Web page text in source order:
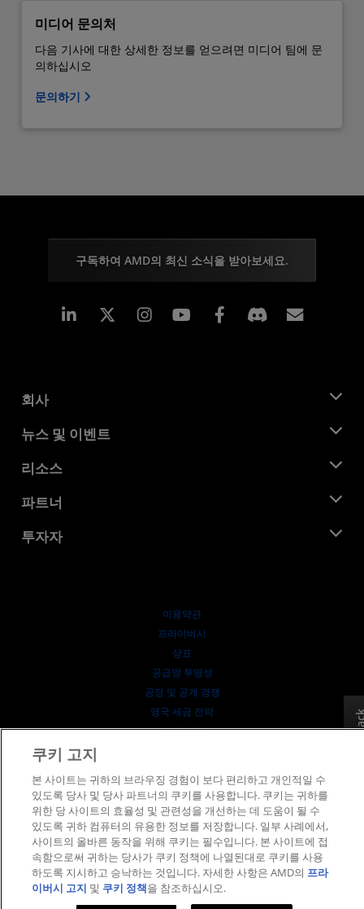
미디어 문의처
다음 기사에 대한 상세한 정보를 얻으려면 미디어 팀에 문
의하십시오
문의하기
구독하여 AMD의 최신 소식을 받아보세요.
Linkedin Instagram Facebook
회사
AMD 소개
기업의 사회적 책임
채용
문의하기
뉴스 및 이벤트
뉴스룸
미디어 라이브러리
리소스
개발자 센트럴
사례 연구
파트너
AMD 파트너 허브
투자자
이용약관
프라이버시
상표
공급망 투명성
공정 및 공개 경쟁
영국 세금 전략
쿠키 정책
© 2026 Advanced Micro Devices, Inc.
쿠키 고지
본 사이트는 귀하의 브라우징 경험이 보다 편리하고 개인적일 수
있도록 당사 및 당사 파트너의 쿠키를 사용합니다. 쿠키는 귀하를
위한 당 사이트의 효율성 및 관련성을 개선하는 데 도움이 될 수
있도록 귀하 컴퓨터의 유용한 정보를 저장합니다. 일부 사례에서,
사이트의 올바른 동작을 위해 쿠키는 필수입니다. 본 사이트에 접
속함으로써 귀하는 당사가 쿠키 정책에 나열된대로 쿠키를 사용
하도록 지시하고 승낙하는 것입니다. 자세한 사항은 AMD의 프라
이버시 고지 및 쿠키 정책을 참조하십시오.